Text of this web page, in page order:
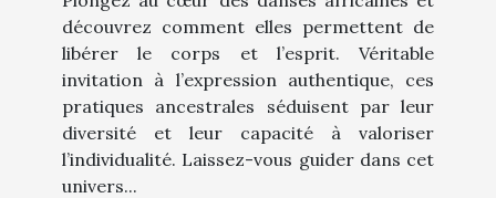
découvrez comment elles permettent de
libérer le corps et l’esprit. Véritable
invitation à l’expression authentique, ces
pratiques ancestrales séduisent par leur
diversité et leur capacité à valoriser
l’individualité. Laissez-vous guider dans cet
univers...